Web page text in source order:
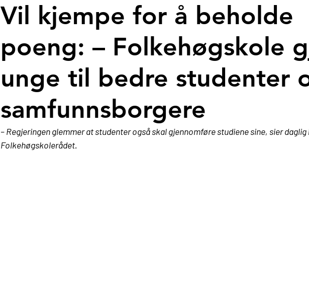
Vil kjempe for å beholde
poeng: – Folkehøgskole
unge til bedre studenter
samfunnsborgere
– Regjeringen glemmer at studenter også skal gjennomføre studiene sine, sier daglig
Folkehøgskolerådet.